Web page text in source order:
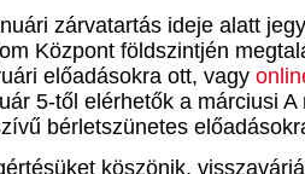
zárvatartás ideje alatt
Központ földszintjén
előadásokra ott, vagy
5-től elérhetők a márciusi
bérletszünetes
köszönik,